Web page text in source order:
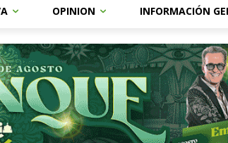
OPINION INFORMACIÓN